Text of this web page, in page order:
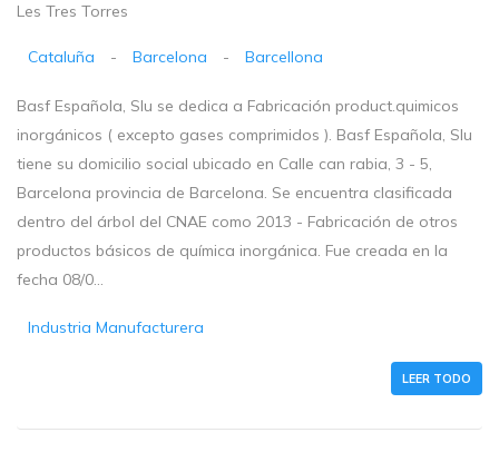
Les Tres Torres
Cataluña - Barcelona - Barcellona
Basf Española, Slu se dedica a Fabricación product.quimicos
inorgánicos ( excepto gases comprimidos ). Basf Española, Slu
tiene su domicilio social ubicado en Calle can rabia, 3 - 5,
Barcelona provincia de Barcelona. Se encuentra clasificada
dentro del árbol del CNAE como 2013 - Fabricación de otros
productos básicos de química inorgánica. Fue creada en la
fecha 08/0...
Industria Manufacturera
LEER TODO